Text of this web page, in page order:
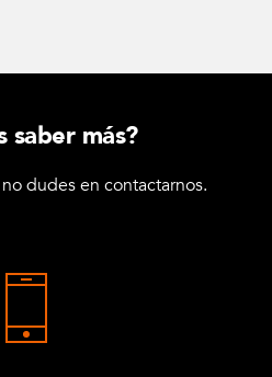
saber más?
dudes en contactarnos.